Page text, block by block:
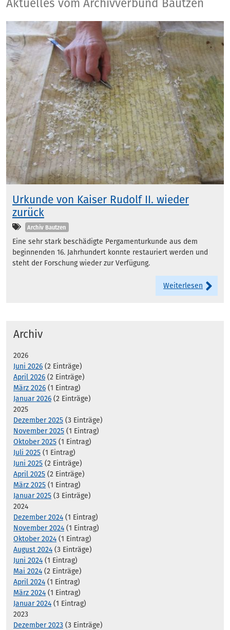
Aktuelles vom Archivverbund Bautzen
Urkunde von Kaiser Rudolf II. wieder
zurück
Kategorien
Archiv Bautzen
Eine sehr stark beschädigte Pergamenturkunde aus dem
beginnenden 16. Jahrhundert konnte restauriert werden und
steht der Forschung wieder zur Verfügung.
Weiterlesen
Archiv
2026
Juni 2026 (2 Einträge)
April 2026 (2 Einträge)
März 2026 (1 Eintrag)
Januar 2026 (2 Einträge)
2025
Dezember 2025 (3 Einträge)
November 2025 (1 Eintrag)
Oktober 2025 (1 Eintrag)
Juli 2025 (1 Eintrag)
Juni 2025 (2 Einträge)
April 2025 (2 Einträge)
März 2025 (1 Eintrag)
Januar 2025 (3 Einträge)
2024
Dezember 2024 (1 Eintrag)
November 2024 (1 Eintrag)
Oktober 2024 (1 Eintrag)
August 2024 (3 Einträge)
Juni 2024 (1 Eintrag)
Mai 2024 (2 Einträge)
April 2024 (1 Eintrag)
März 2024 (1 Eintrag)
Januar 2024 (1 Eintrag)
2023
Dezember 2023 (3 Einträge)